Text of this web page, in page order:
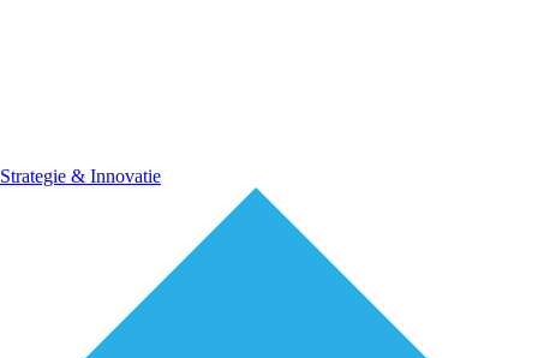
Strategie & Innovatie